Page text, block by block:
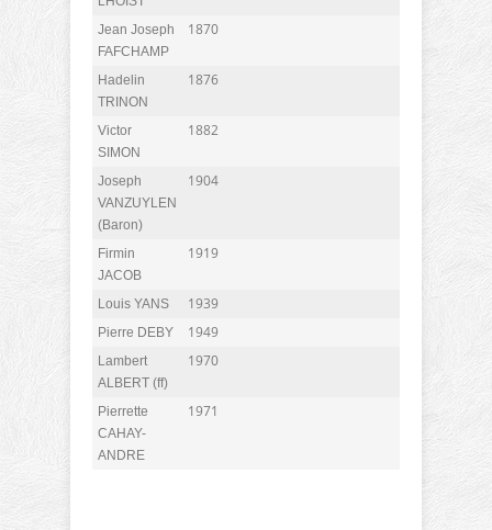
Jean Joseph
FAFCHAMP
1870
Hadelin
TRINON
1876
Victor
SIMON
1882
Joseph
VANZUYLEN
(Baron)
1904
Firmin
JACOB
1919
Louis YANS 1939
Pierre DEBY 1949
Lambert
ALBERT (ff)
1970
Pierrette
CAHAY-
ANDRE
1971